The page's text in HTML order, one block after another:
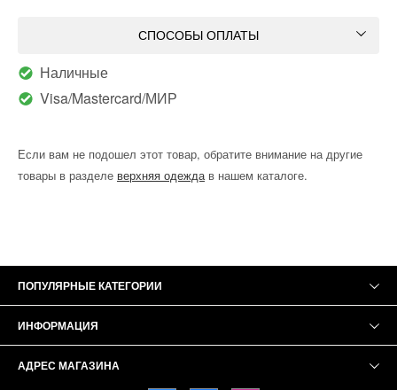
СПОСОБЫ ОПЛАТЫ
Наличные
Visa/Mastercard/МИР
Если вам не подошел этот товар, обратите внимание на другие
товары в разделе верхняя одежда в нашем каталоге.
ПОПУЛЯРНЫЕ КАТЕГОРИИ
ИНФОРМАЦИЯ
АДРЕС МАГАЗИНА